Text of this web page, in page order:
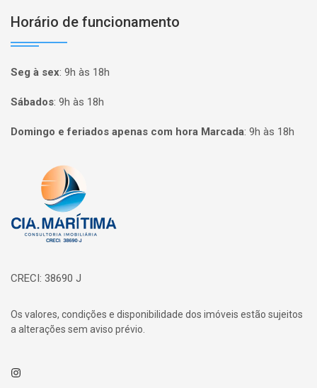
Horário de funcionamento
Seg à sex: 9h às 18h
Sábados: 9h às 18h
Domingo e feriados apenas com hora Marcada: 9h às 18h
Página inicial
CRECI: 38690 J
Os valores, condições e disponibilidade dos imóveis estão sujeitos
a alterações sem aviso prévio.
Instagram